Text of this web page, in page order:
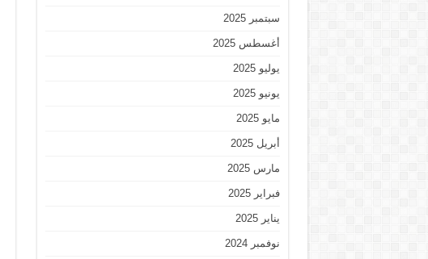
سبتمبر 2025
أغسطس 2025
يوليو 2025
يونيو 2025
مايو 2025
أبريل 2025
مارس 2025
فبراير 2025
يناير 2025
نوفمبر 2024